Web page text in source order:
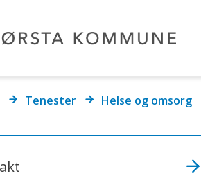
Tenester Helse og omsorg